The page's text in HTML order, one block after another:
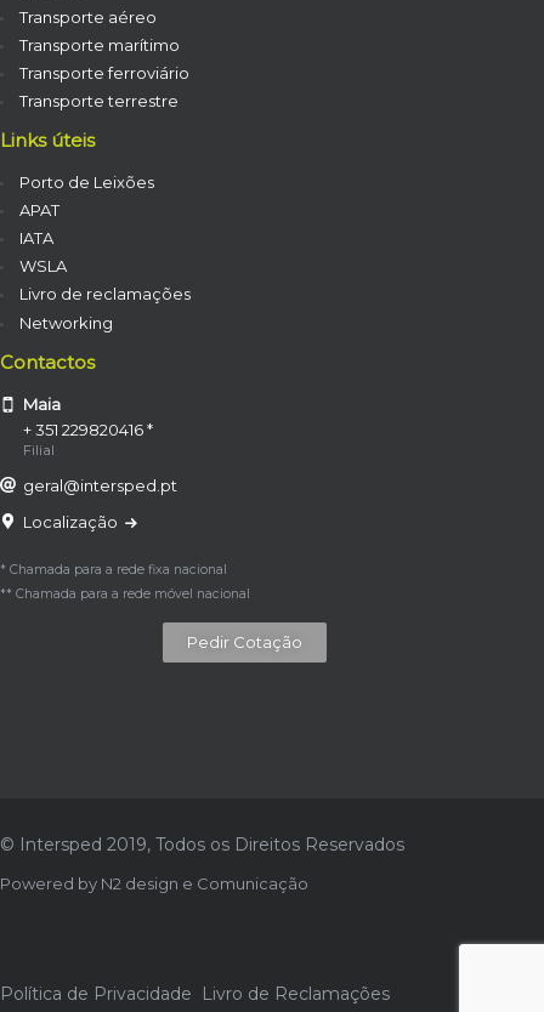
Transporte aéreo
Transporte marítimo
Transporte ferroviário
Transporte terrestre
Links úteis
Porto de Leixões
APAT
IATA
WSLA
Livro de reclamações
Networking
Contactos
Maia
+ 351 229820416 *
Filial
geral@intersped.pt
Localização
* Chamada para a rede fixa nacional
** Chamada para a rede móvel nacional
Pedir Cotação
© Intersped 2019, Todos os Direitos Reservados
Powered by N2 design e Comunicação
Política de Privacidade Livro de Reclamações